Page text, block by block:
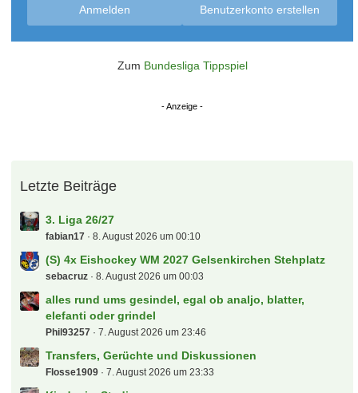
Benutzerkonto erstellen
Anmelden
Zum Bundesliga Tippspiel